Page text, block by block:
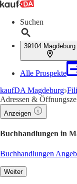
Suchen
39104 Magdeburg
Alle Prospekte
kaufDA Magdeburg
Adressen &
Anzeigen
Buchhandlungen in
Buchhandlungen
Weiter